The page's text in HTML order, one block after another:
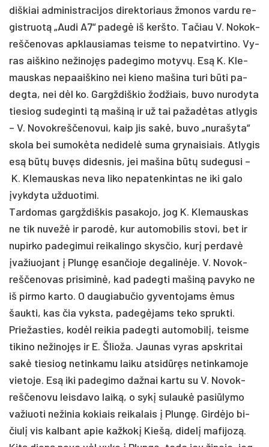
diš­kiai ad­mi­nist­ra­ci­jos di­rek­to­riaus žmo­nos var­du re­
gist­ruotą „Au­di A7“ pa­degė iš kerš­to. Ta­čiau V. No­kok­
reš­če­no­vas ap­klau­sia­mas teis­me to ne­pat­vir­ti­no. Vy­
ras aiš­ki­no ne­ži­nojęs pa­de­gi­mo mo­tyvų. Esą K. Kle­
maus­kas ne­paaiš­ki­no nei kie­no ma­ši­na tu­ri būti pa­
deg­ta, nei dėl ko. Gargž­diš­kio žod­žiais, bu­vo nu­ro­dy­ta
tie­siog su­de­gin­ti tą ma­šiną ir už tai pa­žadė­tas at­ly­gis
– V. No­vok­reš­če­no­vui, kaip jis sakė, bu­vo „nu­ra­šy­ta“
sko­la bei su­mokė­ta ne­di­delė su­ma gry­nai­siais. At­ly­gis
esą būtų buvęs di­des­nis, jei ma­ši­na būtų su­de­gu­si –
K. Kle­maus­kas ne­va li­ko ne­pa­ten­kin­tas ne iki ga­lo
įvyk­dy­ta už­duo­ti­mi.
Tar­do­mas gargž­diš­kis pa­sa­ko­jo, jog K. Kle­maus­kas
ne tik nu­vežė ir pa­rodė, kur au­to­mo­bi­lis sto­vi, bet ir
nu­pir­ko pa­de­gi­mui rei­ka­lin­go skys­čio, kurį per­davė
įva­žiuo­jant į Plungę esan­čio­je de­ga­linė­je. V. No­vok­
reš­če­no­vas pri­si­minė, kad pa­deg­ti ma­šiną pa­vy­ko ne
iš pir­mo kar­to. O dau­gia­bu­čio gy­ven­to­jams ėmus
šauk­ti, kas čia vyks­ta, pa­degė­jams te­ko spruk­ti.
Prie­žas­ties, kodėl rei­kia pa­deg­ti au­to­mo­bilį, teis­me
ti­ki­no ne­ži­nojęs ir E. Šlio­ža. Jau­nas vy­ras ap­skri­tai
sakė tie­siog ne­tin­ka­mu lai­ku at­si­dūręs ne­tin­ka­mo­je
vie­to­je. Esą iki pa­de­gi­mo daž­nai kar­tu su V. No­vok­
reš­če­no­vu leis­da­vo laiką, o sykį su­laukė pa­si­ūly­mo
va­žiuo­ti ne­ži­nia ko­kiais rei­ka­lais į Plungę. Girdė­jo bi­
čiulį vis kal­bant apie kaž­kokį Kiešą, di­delį ma­fi­jozą.